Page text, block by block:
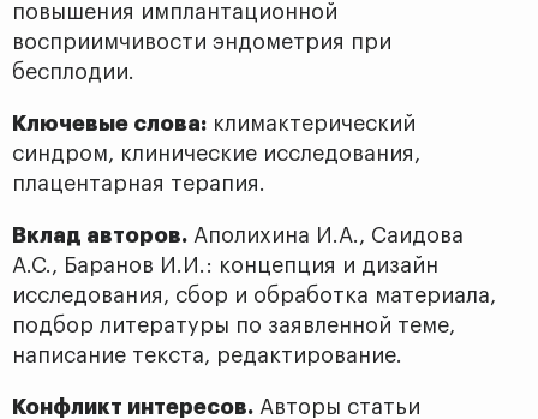
повышения имплантационной
восприимчивости эндометрия при
бесплодии.
Ключевые слова: климактерический
синдром, клинические исследования,
плацентарная терапия.
Вклад авторов. Аполихина И.А., Саидова
А.С., Баранов И.И.: концепция и дизайн
исследования, сбор и обработка материала,
подбор литературы по заявленной теме,
написание текста, редактирование.
Конфликт интересов. Авторы статьи